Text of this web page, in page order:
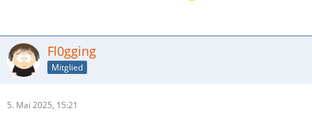
Fl0gging
Mitglied
5. Mai 2025, 15:21